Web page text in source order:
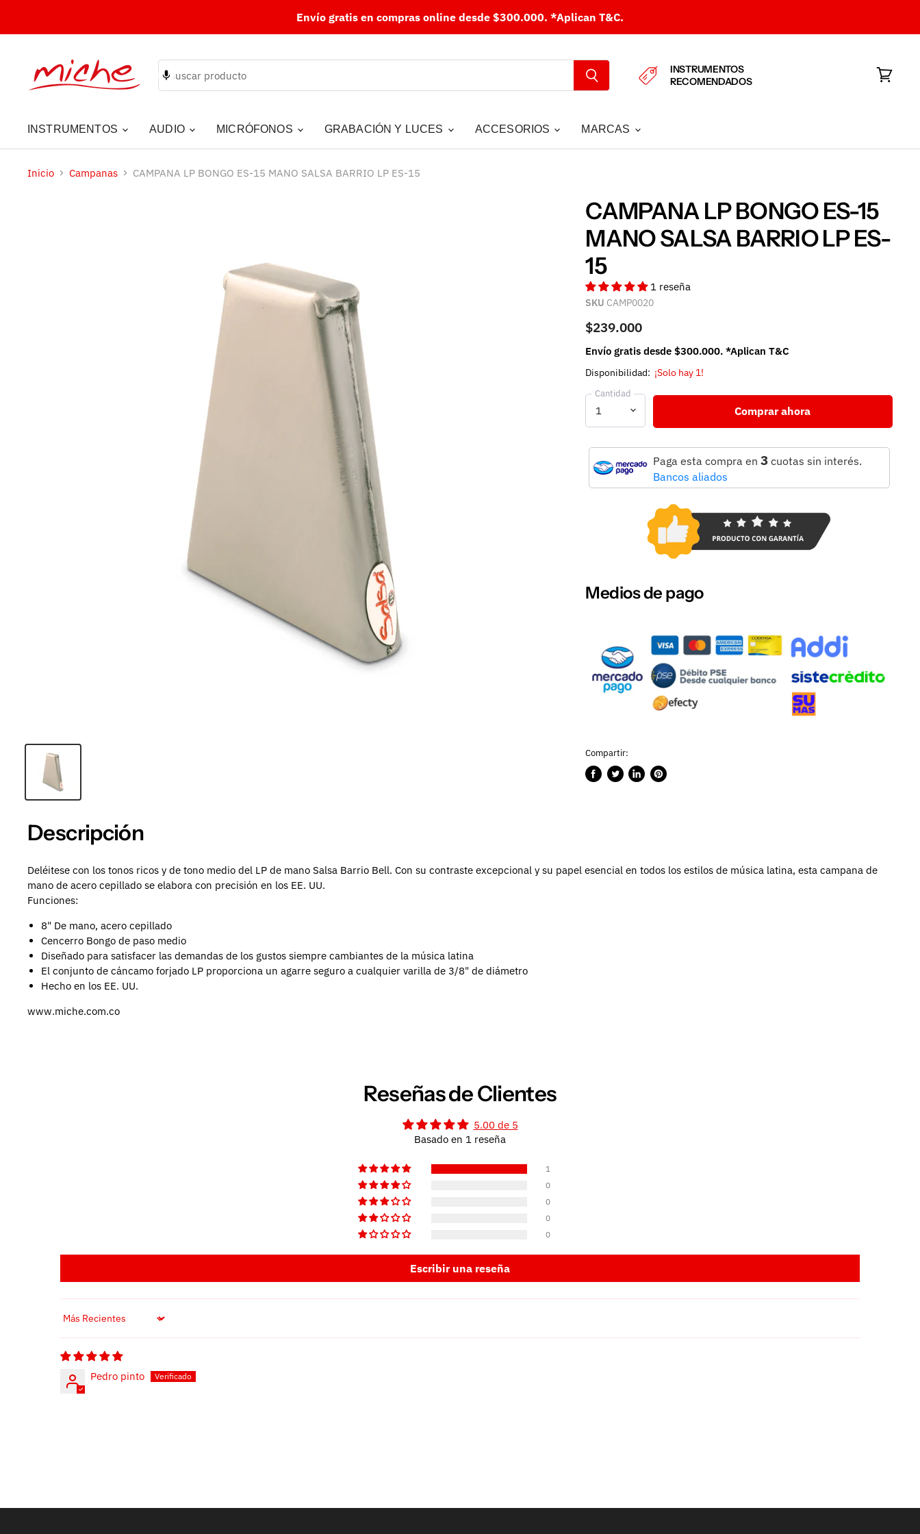
Envío gratis en compras online desde $300.000. *Aplican T&C.
INSTRUMENTOS
RECOMENDADOS
INSTRUMENTOS AUDIO MICRÓFONOS GRABACIÓN Y LUCES ACCESORIOS MARCAS
Inicio Campanas CAMPANA LP BONGO ES-15 MANO SALSA BARRIO LP ES-15
CAMPANA LP BONGO ES-15
MANO SALSA BARRIO LP ES-
15
1 reseña
SKU CAMP0020
$239.000
Envío gratis desde $300.000. *Aplican T&C
Disponibilidad: ¡Solo hay 1!
Cantidad
Comprar ahora
Paga esta compra en 3cuotas sin interés.
Bancos aliados
Medios de pago
Compartir:
CompartirPublicarCompartirGuardar
Descripción
Deléitese con los tonos ricos y de tono medio del LP de mano Salsa Barrio Bell. Con su contraste excepcional y su papel esencial en todos los estilos de música latina, esta campana de
mano de acero cepillado se elabora con precisión en los EE. UU.
Funciones:
8" De mano, acero cepillado
Cencerro Bongo de paso medio
Diseñado para satisfacer las demandas de los gustos siempre cambiantes de la música latina
El conjunto de cáncamo forjado LP proporciona un agarre seguro a cualquier varilla de 3/8" de diámetro
Hecho en los EE. UU.
www.miche.com.co
Reseñas de Clientes
5.00 de 5
Basado en 1 reseña
1
0
0
0
0
Escribir una reseña
Sort by
Pedro pinto